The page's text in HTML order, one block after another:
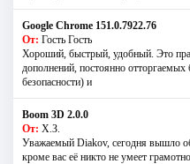
Google Chrome 151.0.7922.76
От: Гость Гость
Хороший, быстрый, удобный. Это
дополнений, постоянно
безопасности) и
Boom 3D 2.0.0
От: Х.З.
Уважаемый Diakov, сегодня вышло
кроме вас её никто не умеет